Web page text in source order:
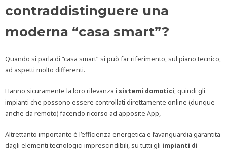
contraddistinguere una
moderna “casa smart”?
Quando si parla di “casa smart” si può far riferimento, sul piano tecnico,
ad aspetti molto differenti.
Hanno sicuramente la loro rilevanza i sistemi domotici, quindi gli
impianti che possono essere controllati direttamente online (dunque
anche da remoto) facendo ricorso ad apposite App,
Altrettanto importante è l’efficienza energetica e l’avanguardia garantita
dagli elementi tecnologici imprescindibili, su tutti gli impianti di